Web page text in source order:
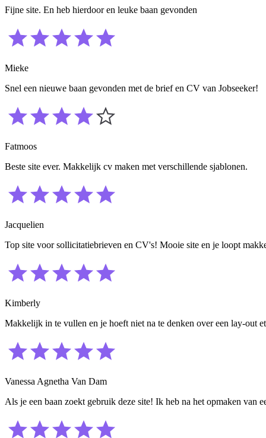
Fijne site. En heb hierdoor en leuke baan gevonden
Mieke
Snel een nieuwe baan gevonden met de brief en CV van Jobseeker!
Fatmoos
Beste site ever. Makkelijk cv maken met verschillende sjablonen.
Jacquelien
Top site voor sollicitatiebrieven en CV's! Mooie site en je loopt
Kimberly
Makkelijk in te vullen en je hoeft niet na te denken over een lay-out
Vanessa Agnetha Van Dam
Als je een baan zoekt gebruik deze site! Ik heb na het opmaken van